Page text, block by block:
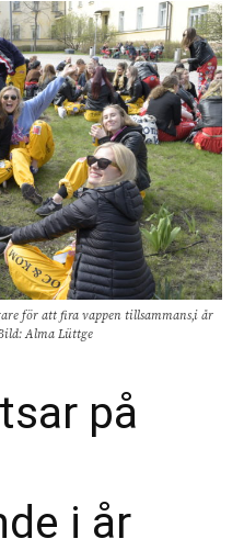
för att fira vappen tillsammans,i år
Alma Lüttge
på
i år